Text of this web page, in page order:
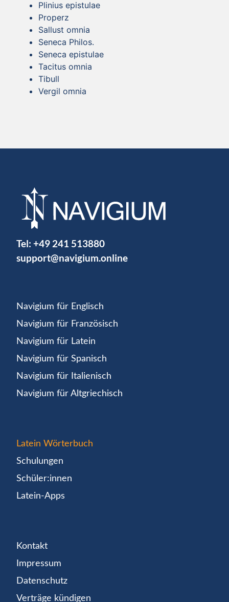
Plinius epistulae
Properz
Sallust omnia
Seneca Philos.
Seneca epistulae
Tacitus omnia
Tibull
Vergil omnia
Tel: +49 241 513880
support@navigium.online
Navigium für Englisch
Navigium für Französisch
Navigium für Latein
Navigium für Spanisch
Navigium für Italienisch
Navigium für Altgriechisch
Latein Wörterbuch
Schulungen
Schüler:innen
Latein-Apps
Kontakt
Impressum
Datenschutz
Verträge kündigen